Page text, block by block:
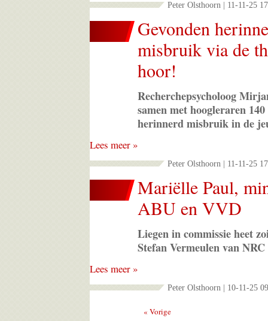
Peter Olsthoorn | 11-11-25
Gevonden
misbruik via de
hoor!
Recherchepsycholoog
samen met hoogleraren
herinnerd misbruik in de
Lees meer »
Peter Olsthoorn | 11-11-25
Mariëlle Paul,
ABU en VVD
Liegen in commissie heet
Stefan Vermeulen van
Lees meer »
Peter Olsthoorn | 10-11-25
« Vorige